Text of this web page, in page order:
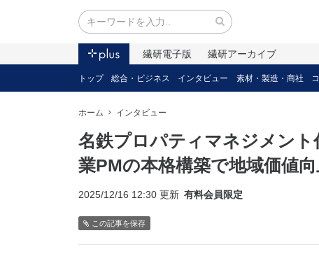
繊研電子版 繊研アーカイブ
トップ 総合・ビジネス インタビュー 素材・製造・商社
ホーム インタビュー
名鉄プロパティマネジメン
業PMの本格構築で地域価値
2025/12/16 12:30 更新 有料会員限定
この記事を保存